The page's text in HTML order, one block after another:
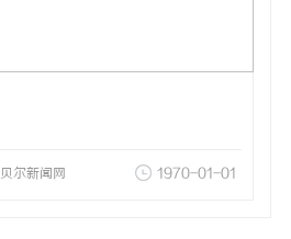
贝尔新闻网 1970-01-01